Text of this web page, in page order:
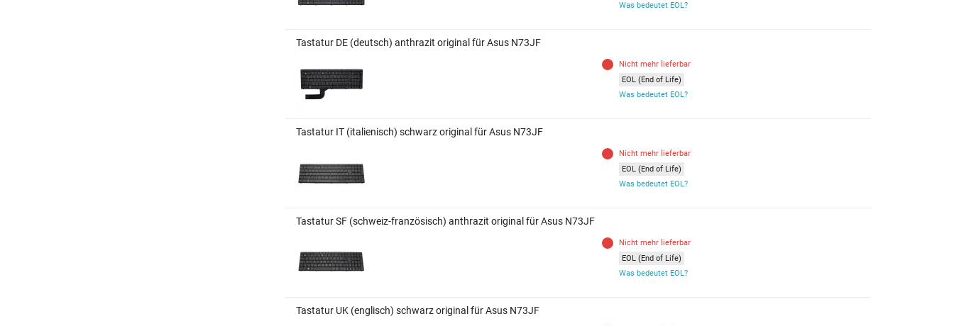
Was bedeutet EOL?
Tastatur DE (deutsch) anthrazit original für Asus N73JF
Nicht mehr lieferbar
EOL (End of Life)
Was bedeutet EOL?
Tastatur IT (italienisch) schwarz original für Asus N73JF
Nicht mehr lieferbar
EOL (End of Life)
Was bedeutet EOL?
Tastatur SF (schweiz-französisch) anthrazit original für Asus N73JF
Nicht mehr lieferbar
EOL (End of Life)
Was bedeutet EOL?
Tastatur UK (englisch) schwarz original für Asus N73JF